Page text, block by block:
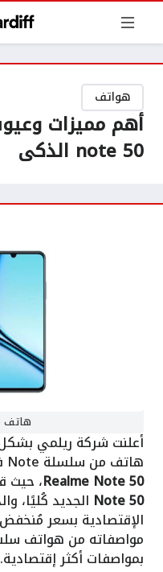
هواتف
note 50 الذكى
هاتف Realme Note
أعلنت شركة ريلمي
هاتف من سلسلة Note في الأسواق وهو
Realme Note 50 ، حيث
Note 50 الجديد كُليًا،
الإقتصادية بسعر
بمواصفات أكثر إقتصادية.